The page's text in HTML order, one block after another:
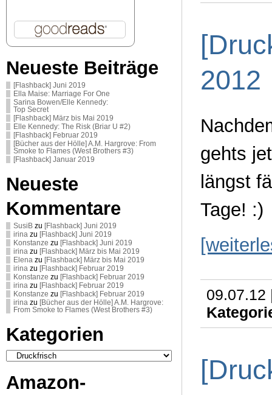
Neueste Beiträge
[Flashback] Juni 2019
Ella Maise: Marriage For One
Sarina Bowen/Elle Kennedy:
Top Secret
[Flashback] März bis Mai 2019
Elle Kennedy: The Risk (Briar U #2)
[Flashback] Februar 2019
[Bücher aus der Hölle] A.M. Hargrove: From
Smoke to Flames (West Brothers #3)
[Flashback] Januar 2019
Neueste
Kommentare
SusiB zu [Flashback] Juni 2019
irina zu [Flashback] Juni 2019
Konstanze zu [Flashback] Juni 2019
irina zu [Flashback] März bis Mai 2019
Elena zu [Flashback] März bis Mai 2019
irina zu [Flashback] Februar 2019
Konstanze zu [Flashback] Februar 2019
irina zu [Flashback] Februar 2019
Konstanze zu [Flashback] Februar 2019
irina zu [Bücher aus der Hölle] A.M. Hargrove:
From Smoke to Flames (West Brothers #3)
Kategorien
Kategorien
Amazon-
2012
gehts
längst
Tage! :)